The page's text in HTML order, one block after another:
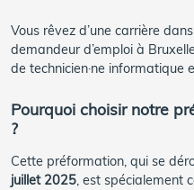
Vous rêvez d’une carrière
demandeur d’emploi à
de technicien·ne informatique
Pourquoi choisir notre
?
Cette préformation, qui se
juillet 2025, est spécialement